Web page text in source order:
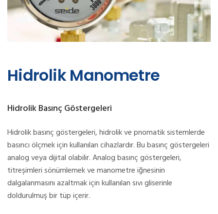
Hidrolik Manometre
Hidrolik Basınç Göstergeleri
Hidrolik basınç göstergeleri, hidrolik ve pnomatik sistemlerde
basıncı ölçmek için kullanılan cihazlardır. Bu basınç göstergeleri
analog veya dijital olabilir. Analog basınç göstergeleri,
titreşimleri sönümlemek ve manometre iğnesinin
dalgalanmasını azaltmak için kullanılan sıvı gliserinle
doldurulmuş bir tüp içerir.